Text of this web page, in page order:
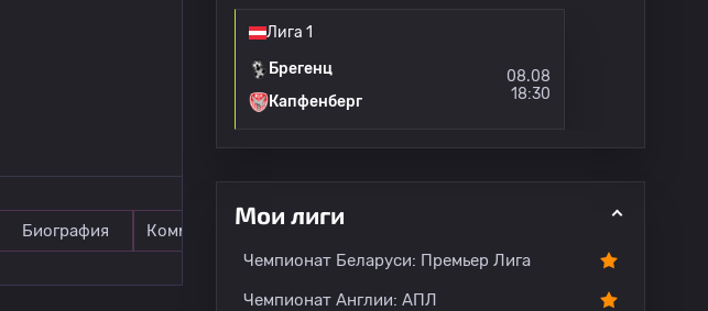
Биография Комментарии
Лига 1
Брегенц
Капфенберг
08.08
18:30
Мои лиги
Чемпионат Беларуси: Премьер Лига
Чемпионат Англии: АПЛ